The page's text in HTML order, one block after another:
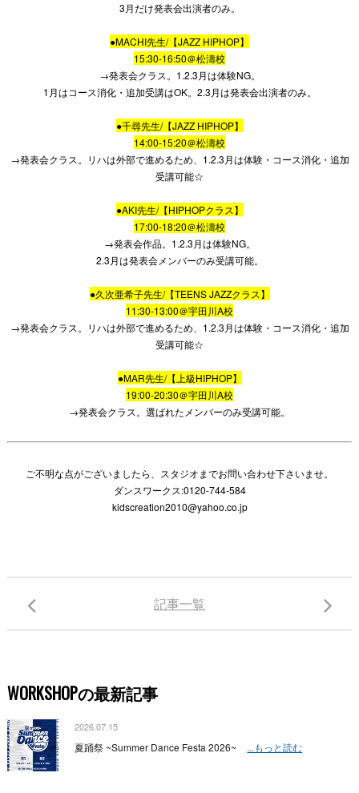
3月だけ発表会出演者のみ。
●MACHI先生/【JAZZ HIPHOP】
15:30-16:50＠松濤校
→発表会クラス。1.2.3月は体験NG。
1月はコース消化・追加受講はOK。2.3月は発表会出演者のみ。
●千尋先生/【JAZZ HIPHOP】
14:00-15:20＠松濤校
→発表会クラス。リハは外部で進めるため、1.2.3月は体験・コース消化・追加
受講可能☆
●AKI先生/【HIPHOPクラス】
17:00-18:20＠松濤校
→発表会作品。1.2.3月は体験NG。
2.3月は発表会メンバーのみ受講可能。
●久次亜希子先生/【TEENS JAZZクラス】
11:30-13:00＠宇田川A校
→発表会クラス。リハは外部で進めるため、1.2.3月は体験・コース消化・追加
受講可能☆
●MAR先生/【上級HIPHOP】
19:00-20:30＠宇田川A校
→発表会クラス。選ばれたメンバーのみ受講可能。
ご不明な点がございましたら、スタジオまでお問い合わせ下さいませ。
ダンスワークス:0120-744-584
kidscreation2010@yahoo.co.jp
記事一覧
WORKSHOPの最新記事
2026.07.15
夏踊祭 ~Summer Dance Festa 2026~ ...もっと読む